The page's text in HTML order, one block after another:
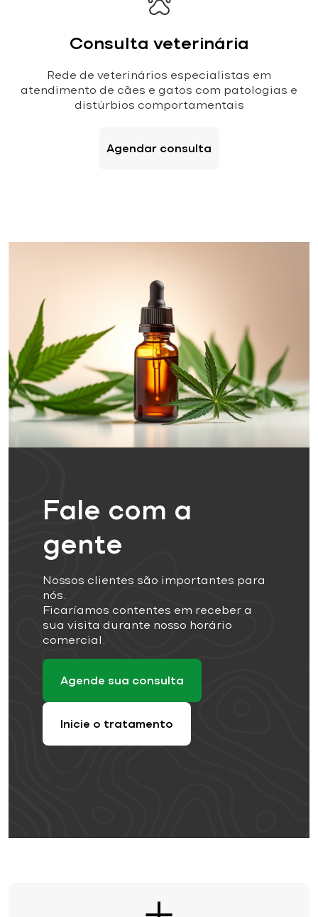
Consulta veterinária
Rede de veterinários especialistas em
atendimento de cães e gatos com patologias e
distúrbios comportamentais
Agendar consulta
Fale com a
gente
Nossos clientes são importantes para
nós.
Ficaríamos contentes em receber a
sua visita durante nosso horário
comercial.
Agende sua consulta
Inicie o tratamento